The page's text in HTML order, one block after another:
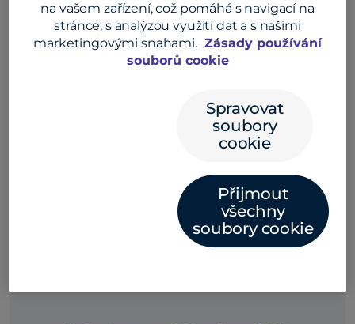
Soustřeďte se na studium –
globální platby školného jsme
zjednodušili na máximum
na vašem zařízení, což pomáhá s navigací na
stránce, s analýzou využití dat a s našimi
marketingovými snahami. Zásady používání
souborů cookie
Spravovat
soubory
cookie
Přijmout
všechny
soubory cookie